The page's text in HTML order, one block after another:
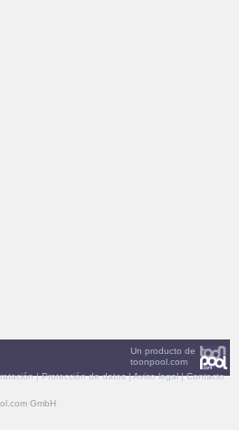
Un producto de
toonpool.com
|Protección de datos|Aviso legal|Contacto
GmbH